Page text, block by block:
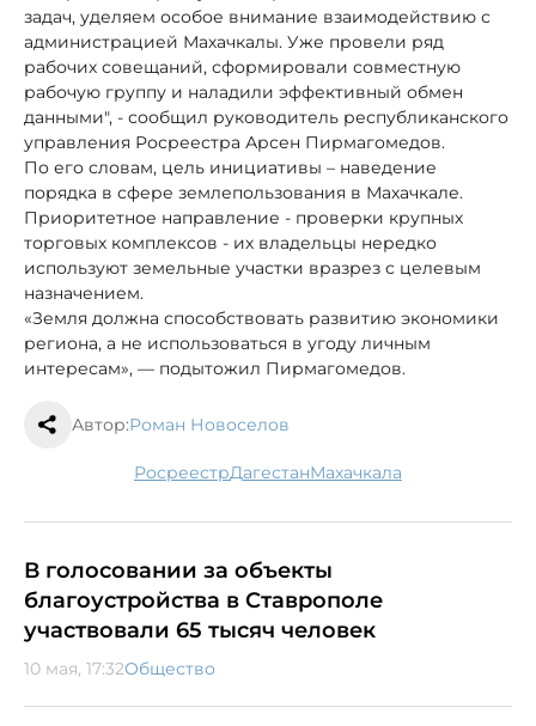
задач, уделяем особое внимание взаимодействию с
администрацией Махачкалы. Уже провели ряд
рабочих совещаний, сформировали совместную
рабочую группу и наладили эффективный обмен
данными", - сообщил руководитель республиканского
управления Росреестра Арсен Пирмагомедов.
По его словам, цель инициативы – наведение
порядка в сфере землепользования в Махачкале.
Приоритетное направление - проверки крупных
торговых комплексов - их владельцы нередко
используют земельные участки вразрез с целевым
назначением.
«Земля должна способствовать развитию экономики
региона, а не использоваться в угоду личным
интересам», — подытожил Пирмагомедов.
Автор:Роман Новоселов
Росреестр Дагестан Махачкала
В голосовании за объекты
благоустройства в Ставрополе
участвовали 65 тысяч человек
10 мая, 17:32Общество